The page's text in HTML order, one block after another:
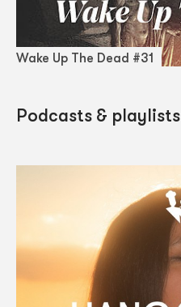
Wake Up The Dead #31
Podcasts & playlists